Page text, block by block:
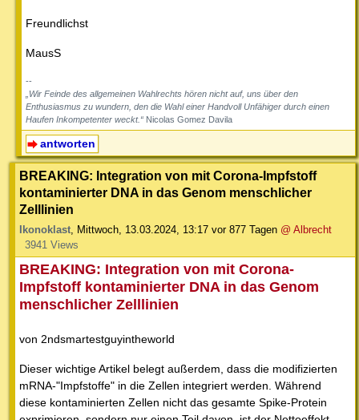
Freundlichst
MausS
--
„Wir Feinde des allgemeinen Wahlrechts hören nicht auf, uns über den
Enthusiasmus zu wundern, den die Wahl einer Handvoll Unfähiger durch einen
Haufen Inkompetenter weckt.“ Nicolas Gomez Davila
antworten
BREAKING: Integration von mit Corona-Impfstoff
kontaminierter DNA in das Genom menschlicher
Zelllinien
Ikonoklast Mittwoch, 13.03.2024, 13:17 vor 877 Tagen @ Albrecht
3941 Views
BREAKING: Integration von mit Corona-
Impfstoff kontaminierter DNA in das Genom
menschlicher Zelllinien
von 2ndsmartestguyintheworld
Dieser wichtige Artikel belegt außerdem, dass die modifizierten
mRNA-"Impfstoffe" in die Zellen integriert werden. Während
diese kontaminierten Zellen nicht das gesamte Spike-Protein